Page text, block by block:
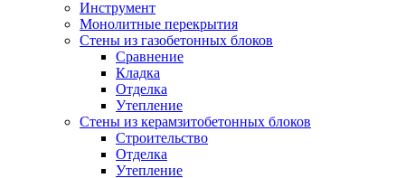
Инструмент
Монолитные перекрытия
Стены из газобетонных блоков
Сравнение
Кладка
Отделка
Утепление
Стены из керамзитобетонных блоков
Строительство
Отделка
Утепление